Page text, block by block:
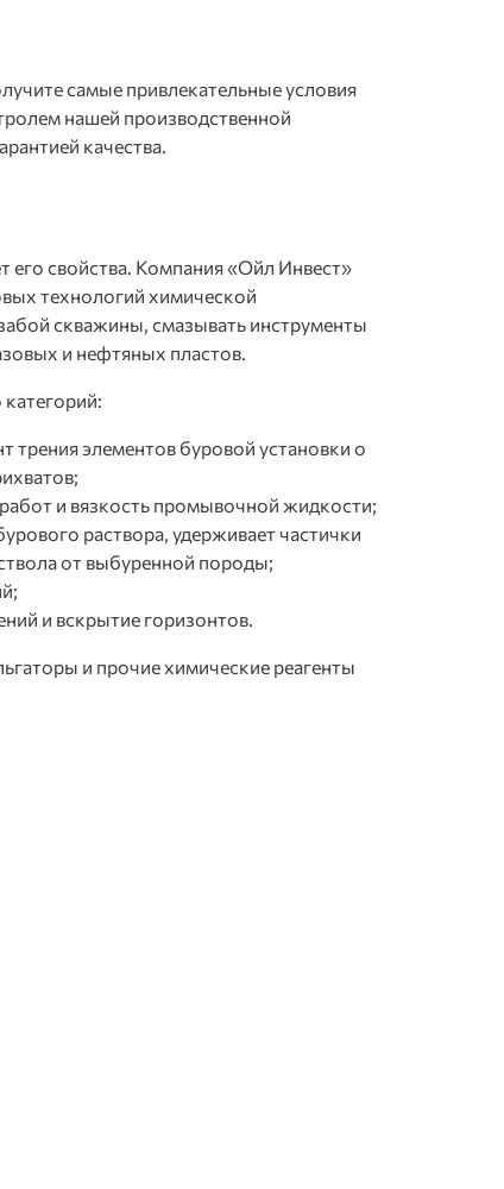
самые привлекательные условия
нашей производственной
качества.
его свойства. Компания «Ойл Инвест»
технологий химической
скважины, смазывать инструменты
и нефтяных пластов.
трения элементов буровой установки о
и вязкость промывочной жидкости;
раствора, удерживает частички
от выбуренной породы;
и вскрытие горизонтов.
и прочие химические реагенты